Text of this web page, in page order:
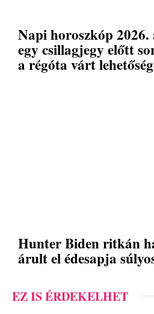
Napi horoszkóp 2026.
egy csillagjegy előtt
a régóta várt
Hunter Biden ritkán
árult el édesapja
EZ IS ÉRDEKELHET